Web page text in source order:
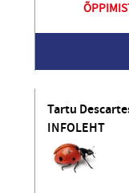
Tartu
INFOLEHT